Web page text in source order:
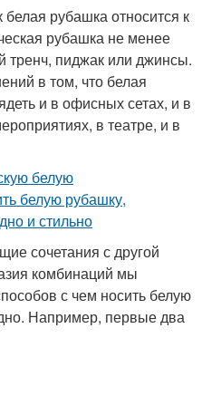
рубашка относится к
рубашка не менее
пиджак или джинсы.
в том, что белая
и в офисных сетах, и в
в театре, и в
сочетания с другой
комбинаций мы
с чем носить белую
Например, первые два